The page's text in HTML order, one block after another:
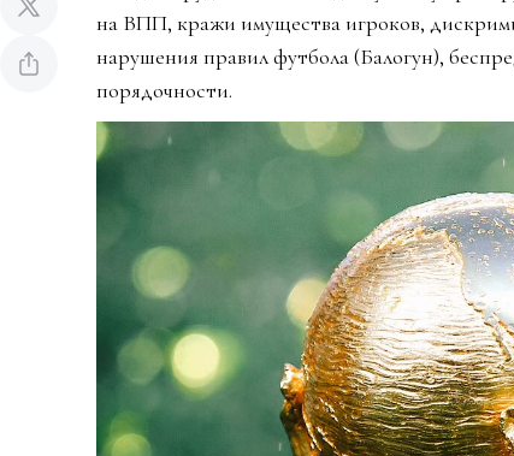
на ВПП, кражи имущества игроков,
нарушения правил футбола (Балогун),
порядочности.